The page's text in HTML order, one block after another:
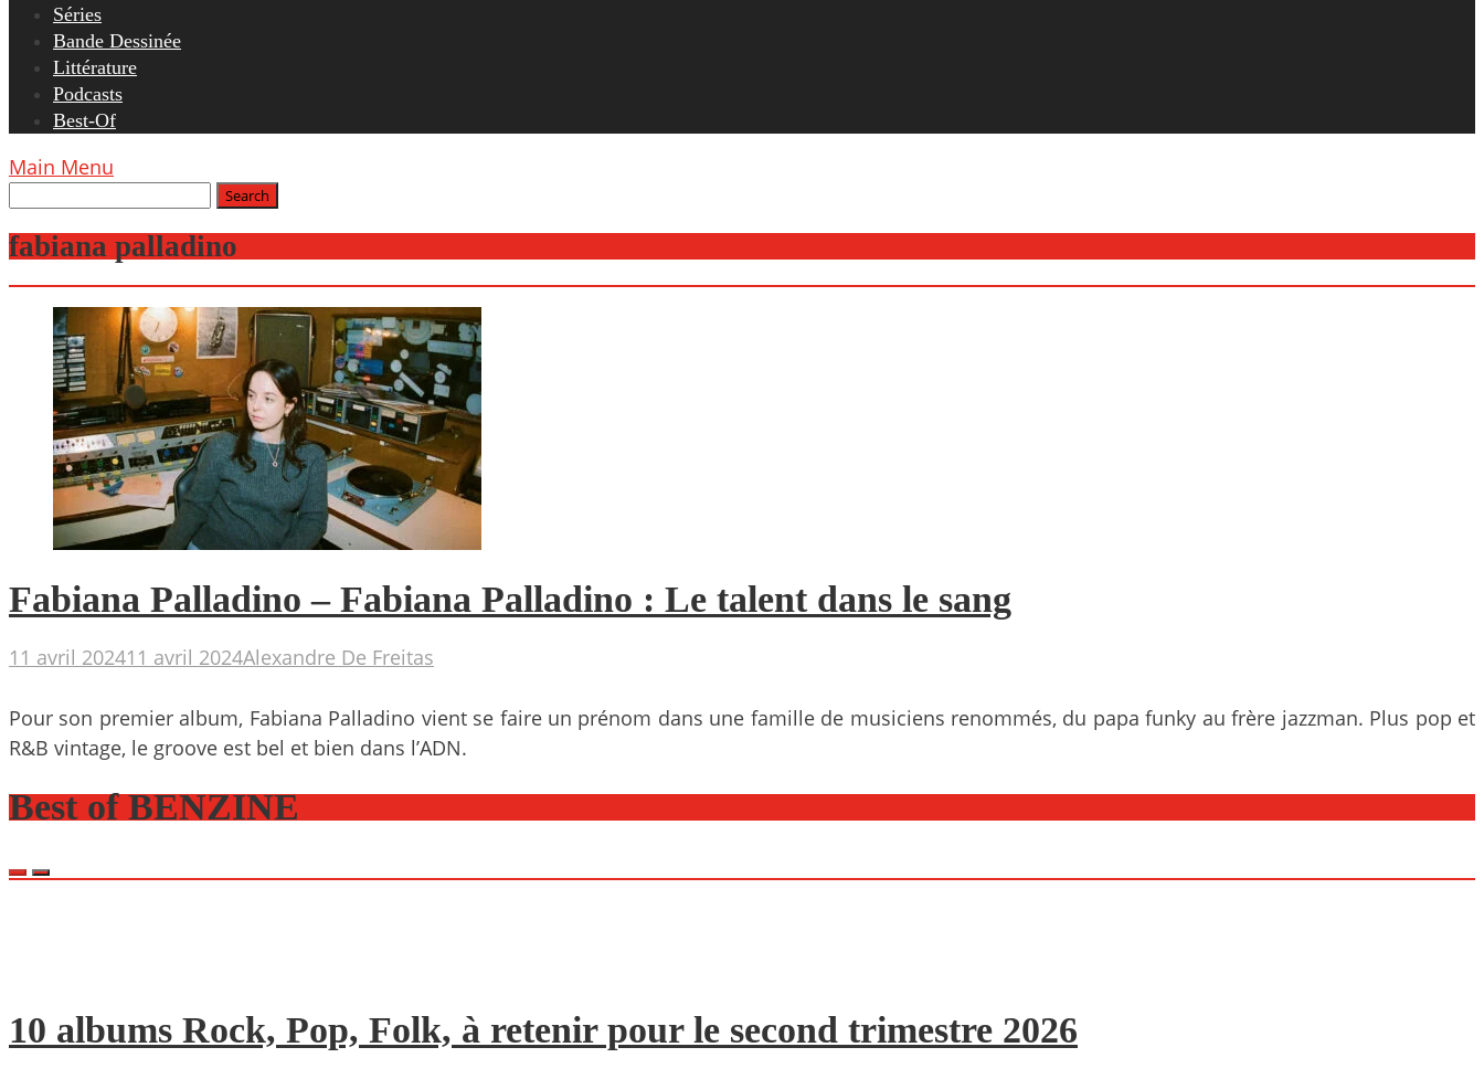
Séries
Bande Dessinée
Littérature
Podcasts
Best-Of
Main Menu
fabiana palladino
Fabiana Palladino – Fabiana Palladino : Le talent dans le sang
11 avril 202411 avril 2024Alexandre De Freitas
Pour son premier album, Fabiana Palladino vient se faire un prénom dans une famille de musiciens renommés, du papa funky au frère jazzman. Plus pop et
R&B vintage, le groove est bel et bien dans l’ADN.
Best of BENZINE
10 albums Rock, Pop, Folk, à retenir pour le second trimestre 2026